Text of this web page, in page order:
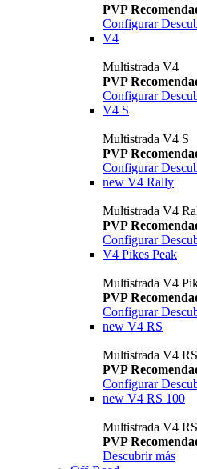
PVP
Configurar
V4
Multistrada V4
PVP
Configurar
V4 S
Multistrada V4 S
PVP
Configurar
new V4 Rally
Multistrada V4
PVP
Configurar
V4 Pikes Peak
Multistrada V4
PVP
Configurar
new V4 RS
Multistrada V4 RS
PVP
Configurar
new V4 RS 100
Multistrada V4
PVP
Descubrir más